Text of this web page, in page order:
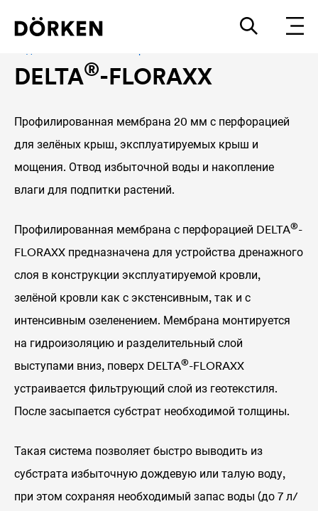
DELTA®-FLORAXX
Профилированная мембрана 20 мм с перфорацией
для зелёных крыш, эксплуатируемых крыш и
мощения. Отвод избыточной воды и накопление
влаги для подпитки растений.
Профилированная мембрана с перфорацией DELTA®-
FLORAXX предназначена для устройства дренажного
слоя в конструкции эксплуатируемой кровли,
зелёной кровли как с экстенсивным, так и с
интенсивным озеленением. Мембрана монтируется
на гидроизоляцию и разделительный слой
выступами вниз, поверх DELTA®-FLORAXX
устраивается фильтрующий слой из геотекстиля.
После засыпается субстрат необходимой толщины.
Такая система позволяет быстро выводить из
субстрата избыточную дождевую или талую воду,
при этом сохраняя необходимый запас воды (до 7 л/